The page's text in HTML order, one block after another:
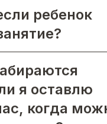
ребенок
я оставлю
когда